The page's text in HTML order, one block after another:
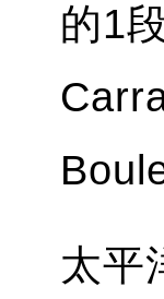
的1
太平